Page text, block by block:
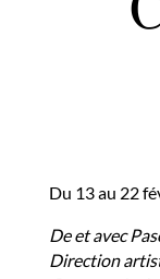
Du 13 au 22
De et avec
Direction